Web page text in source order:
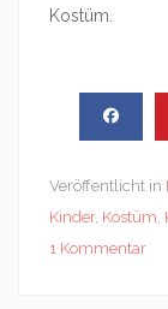
Kostüm.
Veröffentlicht in
Kinder, Kostüm
1 Kommentar